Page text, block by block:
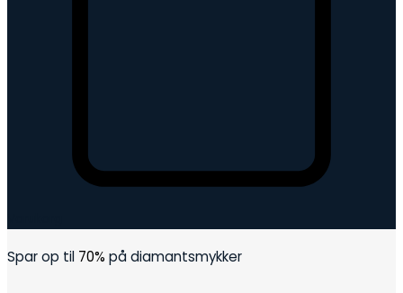
Spar op til 70% på diamantsmykker